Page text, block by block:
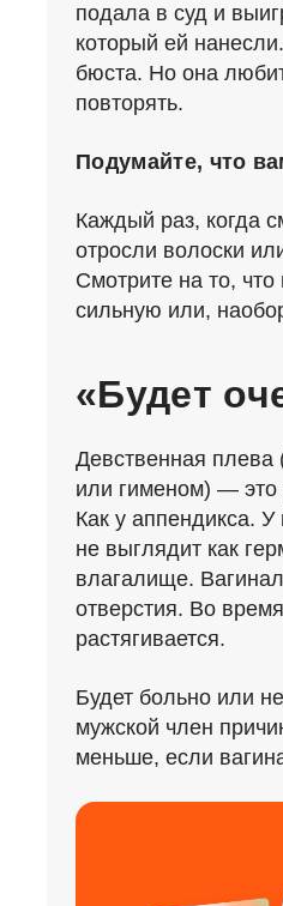
подала в суд и
который ей
бюста. Но она
повторять.
Подумайте, что
Каждый раз, когда
отросли волоски
Смотрите на то,
сильную или,
«Будет
Девственная плева
или гименом) — это
Как у аппендикса.
не выглядит как
влагалище.
отверстия. Во
растягивается.
Будет больно или
мужской член
меньше, если